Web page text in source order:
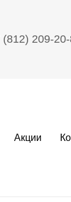
(812) 209-
Акции